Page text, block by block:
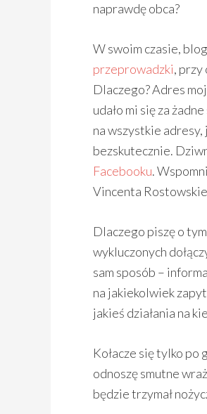
naprawdę obca?
W swoim czasie,
przeprowadzki, przy
Dlaczego? Adres
udało mi się za
na wszystkie
bezskutecznie.
Facebooku.
Vincenta
Dlaczego piszę o
wykluczonych
sam sposób –
na jakiekolwiek
jakieś działania na
Kołacze się tylko po
odnoszę smutne
będzie trzymał